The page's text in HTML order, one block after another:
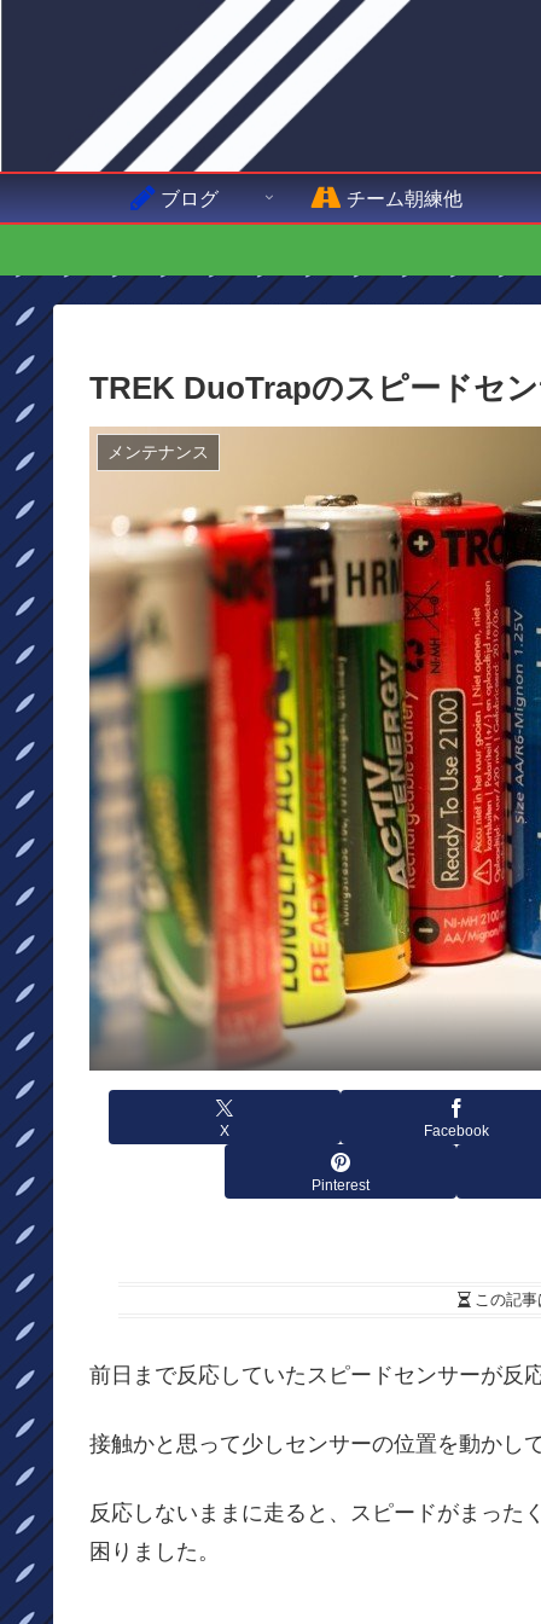
ブログ チーム朝練他
TREK DuoTrapのスピードセ
メンテナンス
X Facebook
Pinterest
この記事
前日まで反応していたスピードセンサーが反
接触かと思って少しセンサーの位置を動かし
反応しないままに走ると、スピードがまった
困りました。